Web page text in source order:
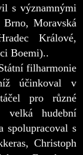
s významnými
Brno, Moravská
Králové,
Boemi)..
filharmonie
účinkoval v
pro různé
velká hudební
spolupracoval s
Christoph